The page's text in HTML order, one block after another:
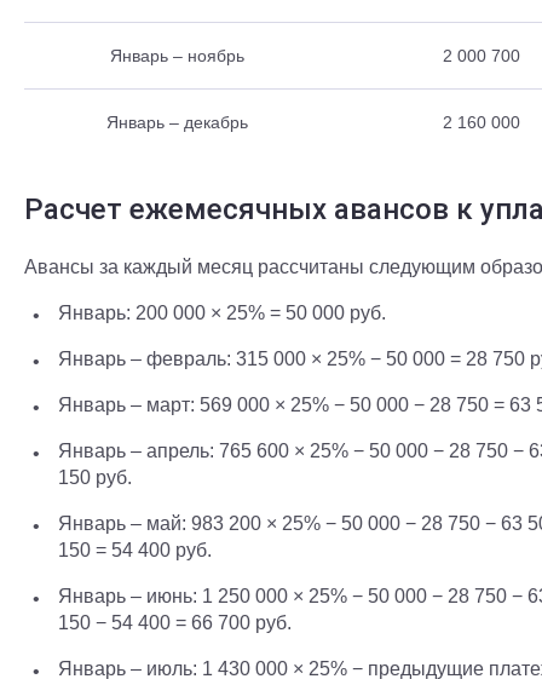
Январь – ноябрь 2 000 700
Январь – декабрь 2 160 000
Расчет ежемесячных авансов к
Авансы за каждый месяц рассчитаны следующим
Январь: 200 000 × 25% = 50 000 руб.
Январь – февраль: 315 000 × 25% − 50 000 = 28 750
Январь – март: 569 000 × 25% − 50 000 − 28 750 = 63
Январь – апрель: 765 600 × 25% − 50 000 − 28 750 −
150 руб.
Январь – май: 983 200 × 25% − 50 000 − 28 750 − 63
150 = 54 400 руб.
Январь – июнь: 1 250 000 × 25% − 50 000 − 28 750 −
150 − 54 400 = 66 700 руб.
Январь – июль: 1 430 000 × 25% − предыдущие